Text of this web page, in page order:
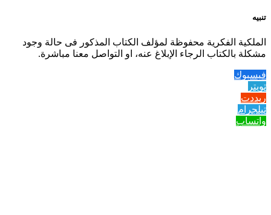
تنبيه
الملكية الفكرية محفوظة لمؤلف الكتاب المذكور فى حالة وجود
مشكلة بالكتاب الرجاء الإبلاغ عنه، او التواصل معنا مباشرة.
فيسبوك
تويتر
ريددت
تيلجرام
واتساب